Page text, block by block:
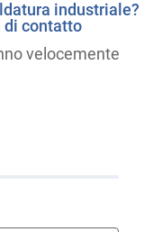
industriale?
di contatto
velocemente